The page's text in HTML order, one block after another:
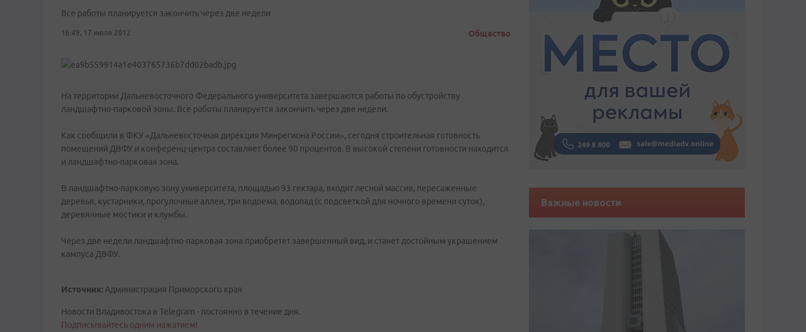
Все работы планируется закончить через две недели
16:49, 17 июля 2012 Общество
На территории Дальневосточного Федерального университета завершаются работы по обустройству
ландшафтно-парковой зоны. Все работы планируется закончить через две недели.
Как сообщили в ФКУ «Дальневосточная дирекция Минрегиона России», сегодня строительная готовность
помещений ДВФУ и конференц-центра составляет более 90 процентов. В высокой степени готовности находится
и ландшафтно-парковая зона.
В ландшафтно-парковую зону университета, площадью 93 гектара, входят лесной массив, пересаженные
деревья, кустарники, прогулочные аллеи, три водоема, водопад (с подсветкой для ночного времени суток),
деревянные мостики и клумбы.
Через две недели ландшафтно-парковая зона приобретет завершенный вид, и станет достойным украшением
кампуса ДВФУ.
Источник: Администрация Приморского края
Новости Владивостока в Telegram - постоянно в течение дня.
Подписывайтесь одним нажатием!
Важные новости